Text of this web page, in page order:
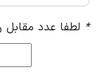
* لطفا عدد مقابل